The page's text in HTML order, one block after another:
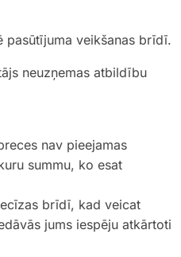
pasūtījuma veikšanas brīdī.
neuzņemas atbildību
nav pieejamas
summu, ko esat
brīdī, kad veicat
jums iespēju atkārtoti